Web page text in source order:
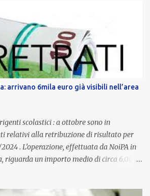
di violenza di genere, in linea con la
con l’obiettivo di offrire maggiore tutela e
L’indennità provinciale per i docenti
tratta di una misura esclusiva della
Bolzano, che integra in maniera stabile lo
alle prerogative garantite
è un bonus temporaneo né un
una voce strutturale di retribuzione,
in base al cost...
arrivano 6mila euro già visibili nell’area
scolastici : a ottobre sono in
relativi alla retribuzione di risultato per
. L’operazione, effettuata da NoiPA in
riguarda un importo medio di circa 6.000